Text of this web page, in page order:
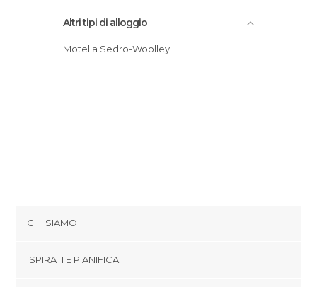
Altri tipi di alloggio
Motel a Sedro-Woolley
CHI SIAMO
ISPIRATI E PIANIFICA